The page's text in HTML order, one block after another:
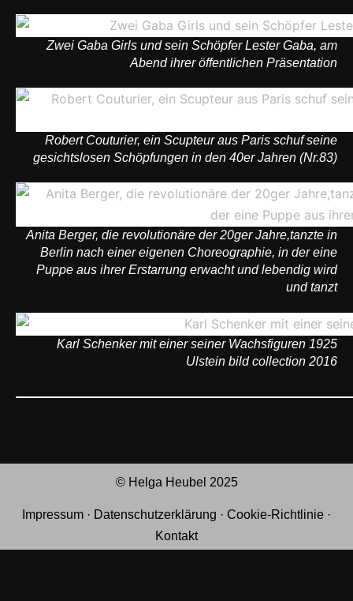
Zwei Gaba Girls und sein Schöpfer Lester Gaba, am
Abend ihrer öffentlichen Präsentation
Robert Couturier, ein Scupteur aus Paris schuf seine
gesichtslosen Schöpfungen in den 40er Jahren (Nr.83)
Anita Berger, die revolutionäre der 20ger Jahre,tanzte in
Berlin nach einer eigenen Choreographie, in der eine
Puppe aus ihrer Erstarrung erwacht und lebendig wird
und tanzt
Karl Schenker mit einer seiner Wachsfiguren 1925
Ulstein bild collection 2016
© Helga Heubel 2025
Impressum · Datenschutzerklärung · Cookie-Richtlinie ·
Kontakt